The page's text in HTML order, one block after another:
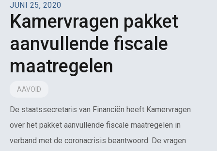
JUNI 25, 2020
Kamervragen pakket
aanvullende fiscale
maatregelen
AAVOID
De staatssecretaris van Financiën heeft Kamervragen
over het pakket aanvullende fiscale maatregelen in
verband met de coronacrisis beantwoord. De vragen